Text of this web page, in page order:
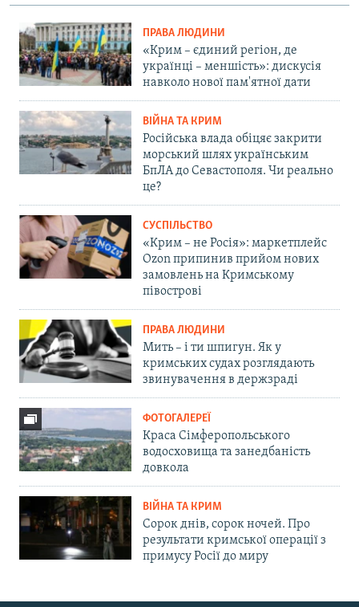
ПРАВА ЛЮДИНИ
«Крим – єдиний регіон, де
українці – меншість»: дискусія
навколо нової пам'ятної дати
ВІЙНА ТА КРИМ
Російська влада обіцяє закрити
морський шлях українським
БпЛА до Севастополя. Чи реально
це?
СУСПІЛЬСТВО
«Крим – не Росія»: маркетплейс
Ozon припинив прийом нових
замовлень на Кримському
півострові
ПРАВА ЛЮДИНИ
Мить – і ти шпигун. Як у
кримських судах розглядають
звинувачення в держзраді
ФОТОГАЛЕРЕЇ
Краса Сімферопольського
водосховища та занедбаність
довкола
ВІЙНА ТА КРИМ
Сорок днів, сорок ночей. Про
результати кримської операції з
примусу Росії до миру